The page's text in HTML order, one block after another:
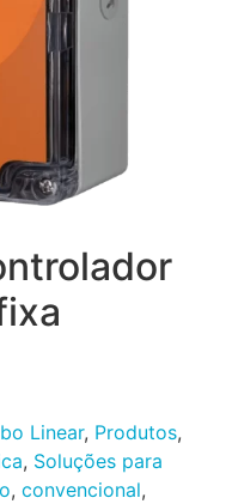
Linear, Produtos,
, Soluções para
, convencional,